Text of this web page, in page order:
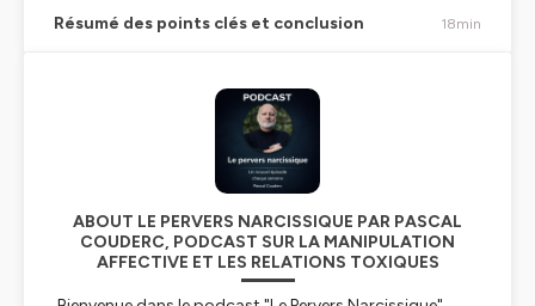
Résumé des points clés et conclusion 18min
ABOUT LE PERVERS NARCISSIQUE PAR PASCAL
COUDERC, PODCAST SUR LA MANIPULATION
AFFECTIVE ET LES RELATIONS TOXIQUES